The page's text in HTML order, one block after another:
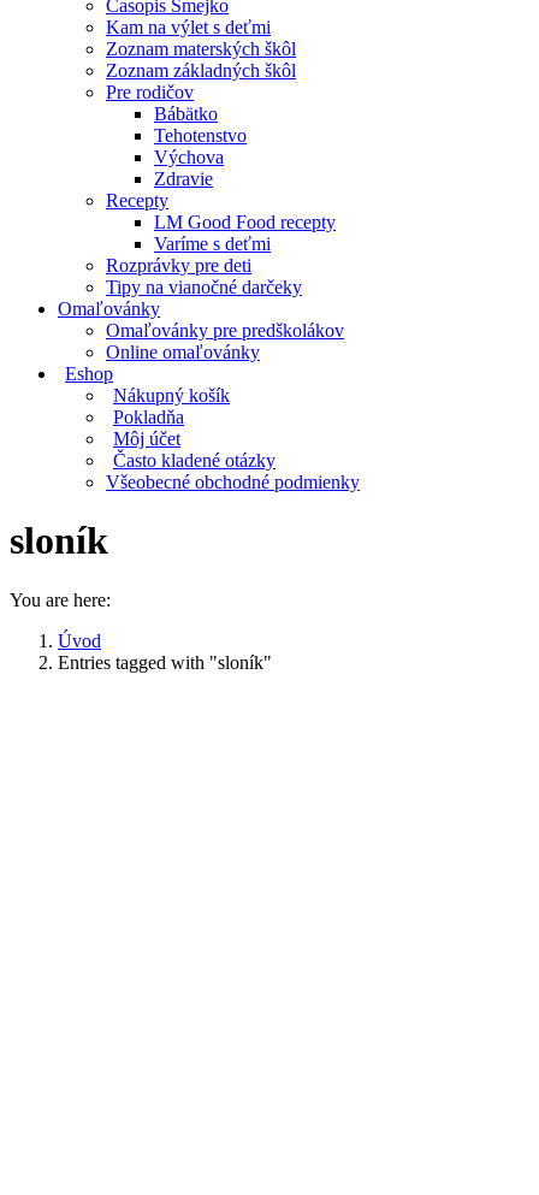
Časopis Smejko
Kam na výlet s deťmi
Zoznam materských škôl
Zoznam základných škôl
Pre rodičov
Bábätko
Tehotenstvo
Výchova
Zdravie
Recepty
LM Good Food recepty
Varíme s deťmi
Rozprávky pre deti
Tipy na vianočné darčeky
Omaľovánky
Omaľovánky pre predškolákov
Online omaľovánky
Eshop
Nákupný košík
Pokladňa
Môj účet
Často kladené otázky
Všeobecné obchodné podmienky
sloník
You are here:
Úvod
Entries tagged with "sloník"